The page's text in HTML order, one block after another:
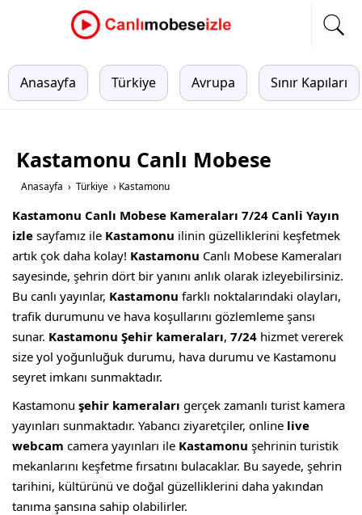
Anasayfa Türkiye Avrupa Sınır Kapıları
Kastamonu Canlı Mobese
Anasayfa › Türkiye › Kastamonu
Kastamonu Canlı Mobese Kameraları 7/24 Canli Yayın
izle sayfamız ile Kastamonu ilinin güzelliklerini keşfetmek
artık çok daha kolay! Kastamonu Canlı Mobese Kameraları
sayesinde, şehrin dört bir yanını anlık olarak izleyebilirsiniz.
Bu canlı yayınlar, Kastamonu farklı noktalarındaki olayları,
trafik durumunu ve hava koşullarını gözlemleme şansı
sunar. Kastamonu Şehir kameraları, 7/24 hizmet vererek
size yol yoğunluğuk durumu, hava durumu ve Kastamonu
seyret imkanı sunmaktadır.
Kastamonu şehir kameraları gerçek zamanlı turist kamera
yayınları sunmaktadır. Yabancı ziyaretçiler, online live
webcam camera yayınları ile Kastamonu şehrinin turistik
mekanlarını keşfetme fırsatını bulacaklar. Bu sayede, şehrin
tarihini, kültürünü ve doğal güzelliklerini daha yakından
tanıma şansına sahip olabilirler.